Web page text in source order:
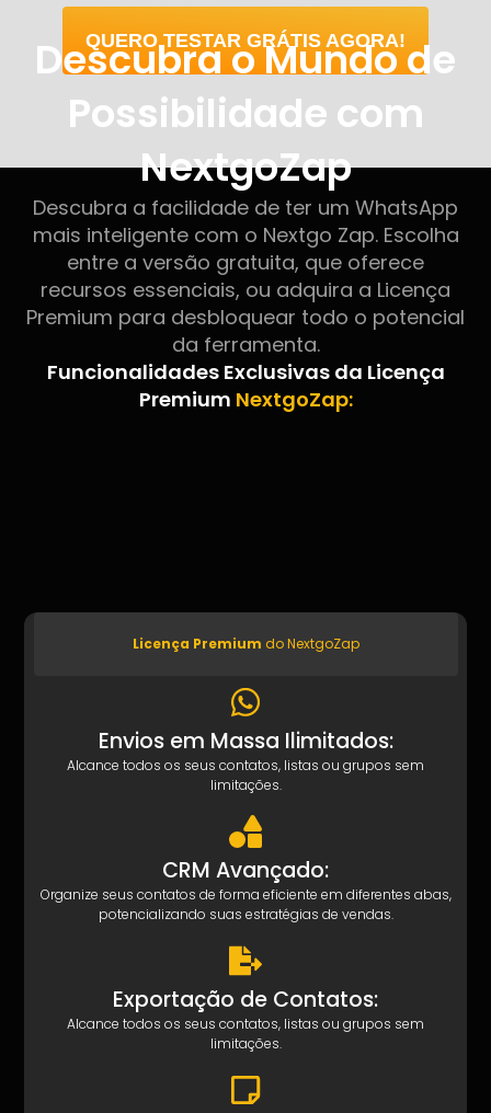
QUERO TESTAR GRÁTIS AGORA!
Descubra o Mundo de
Possibilidade com
NextgoZap
Descubra a facilidade de ter um WhatsApp
mais inteligente com o Nextgo Zap. Escolha
entre a versão gratuita, que oferece
recursos essenciais, ou adquira a Licença
Premium para desbloquear todo o potencial
da ferramenta.
Funcionalidades Exclusivas da Licença
Premium NextgoZap:
Licença Premium do NextgoZap
Envios em Massa Ilimitados:
Alcance todos os seus contatos, listas ou grupos sem
limitações.
CRM Avançado:
Organize seus contatos de forma eficiente em diferentes abas,
potencializando suas estratégias de vendas.
Exportação de Contatos:
Alcance todos os seus contatos, listas ou grupos sem
limitações.